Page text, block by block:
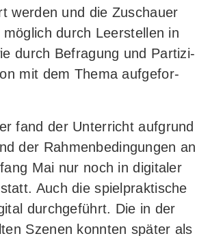
wer­den und die Zuschau­er
durch Leer­stel­len in
durch Befra­gung und Par­ti­zi­
mit dem The­ma auf­ge­for­
fand der Unter­richt auf­grund
der Rah­men­be­din­gun­gen an
Mai nur noch in digi­ta­ler
Auch die spiel­prak­ti­sche
durch­ge­führt. Die in der
Sze­nen konn­ten spä­ter als